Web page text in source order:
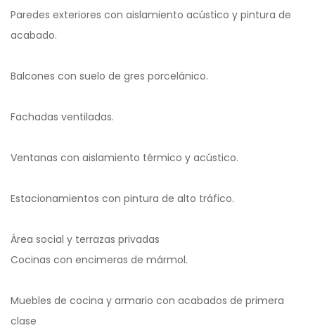
Paredes exteriores con aislamiento acústico y pintura de
acabado.
Balcones con suelo de gres porcelánico.
Fachadas ventiladas.
Ventanas con aislamiento térmico y acústico.
Estacionamientos con pintura de alto tráfico.
Área social y terrazas privadas
Cocinas con encimeras de mármol.
Muebles de cocina y armario con acabados de primera
clase